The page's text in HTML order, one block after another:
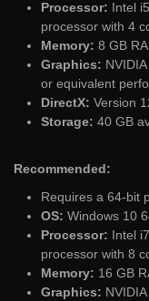
Processor: Intel
processor with 4
Memory: 8 GB
Graphics:
or equivalent
DirectX: Version
Storage: 40 GB
Recommended:
Requires a 64-bit
OS: Windows 10
Processor: Intel
processor with 8
Memory: 16 GB
Graphics: